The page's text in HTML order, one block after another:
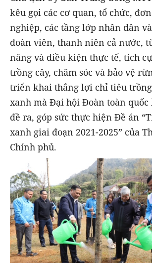
kêu gọi các cơ quan, tổ chức,
nghiệp, các tầng lớp nhân dân
đoàn viên, thanh niên cả nước,
năng và điều kiện thực tế, tích
trồng cây, chăm sóc và bảo vệ
triển khai thắng lợi chỉ tiêu
xanh mà Đại hội Đoàn toàn
đề ra, góp sức thực hiện Đề án
xanh giai đoạn 2021-2025” của
Chính phủ.